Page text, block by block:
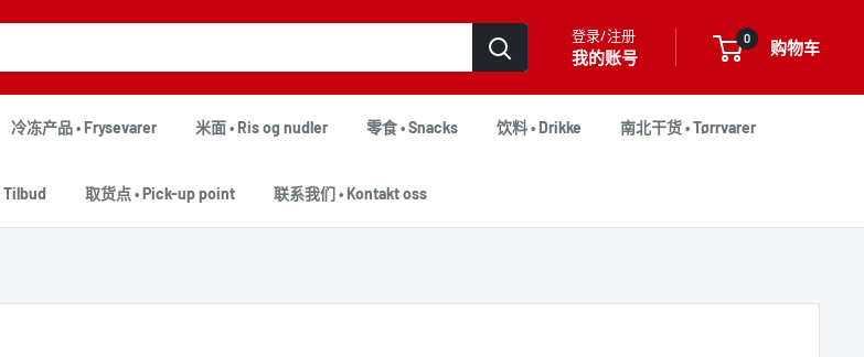
登录/注册
我的账号
0 购物车
冷冻产品 • Frysevarer 米面 • Ris og nudler 零食 • Snacks 饮料 • Drikke 南北干货 • Tørrvarer
Tilbud 取货点 • Pick-up point 联系我们 • Kontakt oss